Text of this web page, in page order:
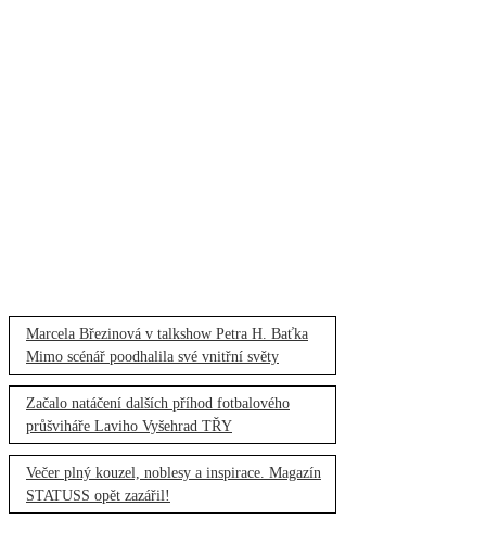
Marcela Březinová v talkshow Petra H. Baťka
Mimo scénář poodhalila své vnitřní světy
Začalo natáčení dalších příhod fotbalového
průšviháře Laviho Vyšehrad TŘY
Večer plný kouzel, noblesy a inspirace. Magazín
STATUSS opět zazářil!